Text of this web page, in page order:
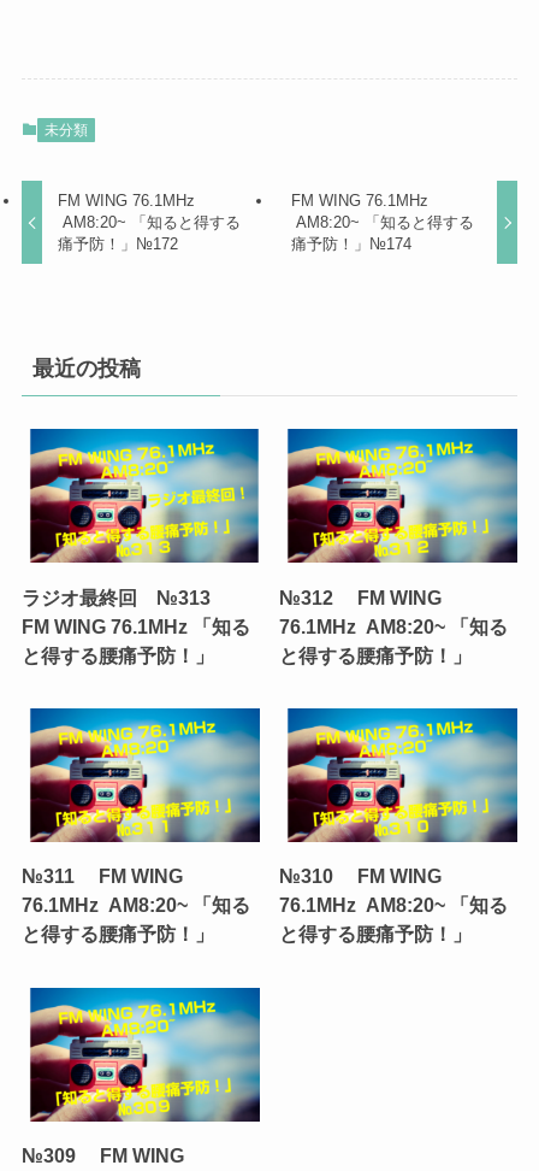
未分類
FM WING 76.1MHz
AM8:20~ 「知ると得する
痛予防！」№172
FM WING 76.1MHz
AM8:20~ 「知ると得する
痛予防！」№174
最近の投稿
ラジオ最終回 №313
FM WING 76.1MHz 「知る
と得する腰痛予防！」
№312 FM WING
76.1MHz AM8:20~ 「知る
と得する腰痛予防！」
№311 FM WING
76.1MHz AM8:20~ 「知る
と得する腰痛予防！」
№310 FM WING
76.1MHz AM8:20~ 「知る
と得する腰痛予防！」
№309 FM WING